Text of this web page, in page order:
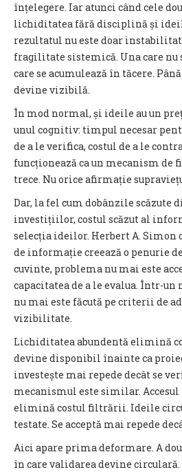
înțelegere. Iar atunci când cele
lichiditatea fără disciplină și
rezultatul nu este doar
fragilitate sistemică. Una care nu
care se acumulează în tăcere.
devine vizibilă.
În mod normal, și ideile au un
unul cognitiv: timpul necesar
de a le verifica, costul de a le
funcționează ca un mecanism de
trece. Nu orice afirmație
Dar, la fel cum dobânzile scăzute
investițiilor, costul scăzut al
selecția ideilor. Herbert A. Simon
de informație creează o penurie
cuvinte, problema nu mai este
capacitatea de a le evalua. Într-un
nu mai este făcută pe criterii de
vizibilitate.
Lichiditatea abundentă elimină
devine disponibil înainte ca
investește mai repede decât se
mecanismul este similar.
elimină costul filtrării. Ideile
testate. Se acceptă mai repede
Aici apare prima deformare. A
în care validarea devine